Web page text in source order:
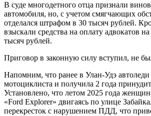
В суде многодетного отца признали
автомобиля, но, с учетом смягчающих
отделался штрафом в 30 тысяч рублей.
взыскали средства на оплату адвокатов
тысяч рублей.
Приговор в законную силу вступил, не
Напомним, что ранее в Улан-Удэ автоледи
мотоциклиста и получила 2 года
Установлено, что летом 2025 года
«Ford Explorer» двигаясь по улице
перекресток с нарушением ПДД, что